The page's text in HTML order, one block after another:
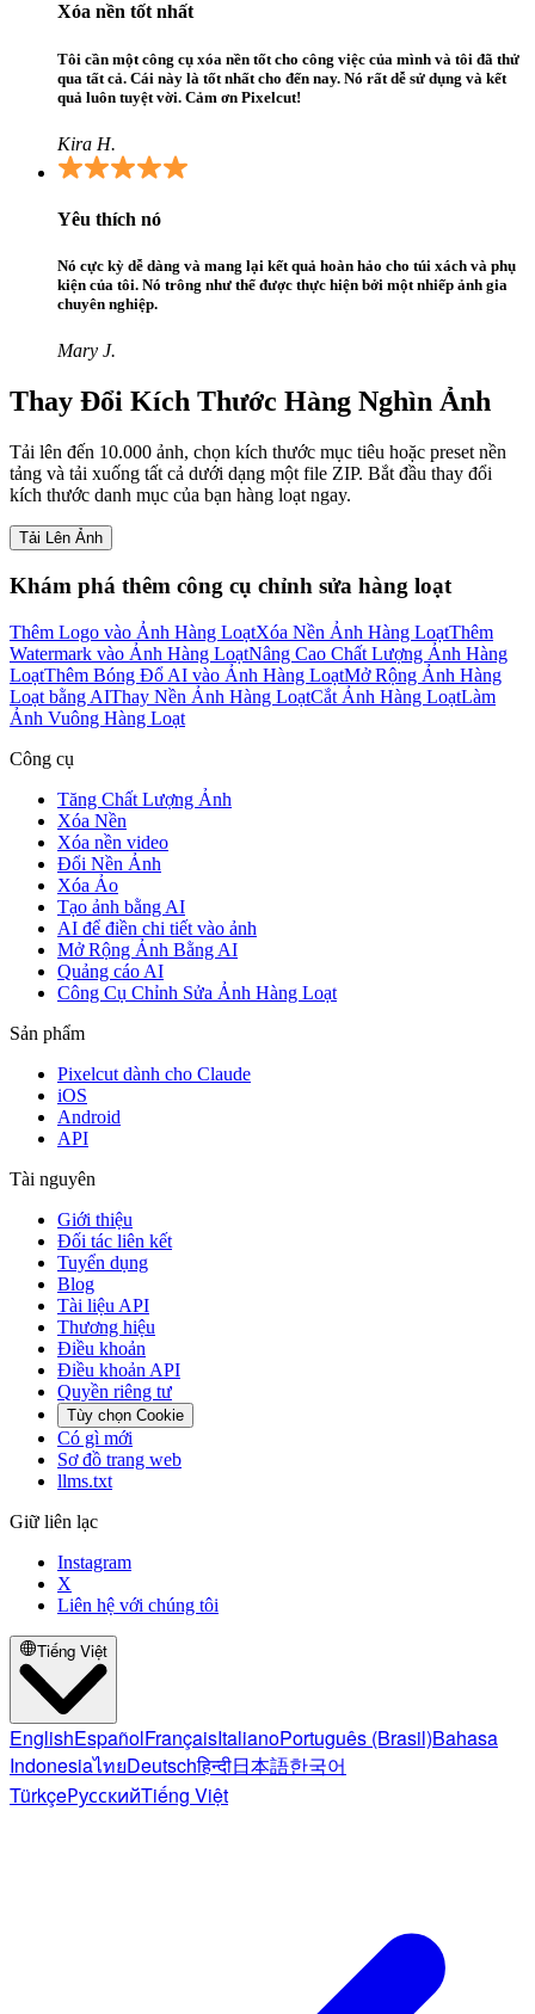
Xóa nền tốt nhất
Tôi cần một công cụ xóa nền tốt cho công việc của mình và tôi đã thử
qua tất cả. Cái này là tốt nhất cho đến nay. Nó rất dễ sử dụng và kết
quả luôn tuyệt vời. Cảm ơn Pixelcut!
Kira H.
Yêu thích nó
Nó cực kỳ dễ dàng và mang lại kết quả hoàn hảo cho túi xách và phụ
kiện của tôi. Nó trông như thể được thực hiện bởi một nhiếp ảnh gia
chuyên nghiệp.
Mary J.
Thay Đổi Kích Thước Hàng Nghìn Ảnh
Tải lên đến 10.000 ảnh, chọn kích thước mục tiêu hoặc preset nền
tảng và tải xuống tất cả dưới dạng một file ZIP. Bắt đầu thay đổi
kích thước danh mục của bạn hàng loạt ngay.
Tải Lên Ảnh
Khám phá thêm công cụ chỉnh sửa hàng loạt
Thêm Logo vào Ảnh Hàng LoạtXóa Nền Ảnh Hàng LoạtThêm
Watermark vào Ảnh Hàng LoạtNâng Cao Chất Lượng Ảnh Hàng
LoạtThêm Bóng Đổ AI vào Ảnh Hàng LoạtMở Rộng Ảnh Hàng
Loạt bằng AIThay Nền Ảnh Hàng LoạtCắt Ảnh Hàng LoạtLàm
Ảnh Vuông Hàng Loạt
Công cụ
Tăng Chất Lượng Ảnh
Xóa Nền
Xóa nền video
Đổi Nền Ảnh
Xóa Ảo
Tạo ảnh bằng AI
AI để điền chi tiết vào ảnh
Mở Rộng Ảnh Bằng AI
Quảng cáo AI
Công Cụ Chỉnh Sửa Ảnh Hàng Loạt
Sản phẩm
Pixelcut dành cho Claude
iOS
Android
API
Tài nguyên
Giới thiệu
Đối tác liên kết
Tuyển dụng
Blog
Tài liệu API
Thương hiệu
Điều khoản
Điều khoản API
Quyền riêng tư
Tùy chọn Cookie
Có gì mới
Sơ đồ trang web
llms.txt
Giữ liên lạc
Instagram
X
Liên hệ với chúng tôi
Tiếng Việt
EnglishEspañolFrançaisItalianoPortuguês (Brasil)Bahasa
IndonesiaไทยDeutschहिन्दी日本語한국어
TürkçeРусскийTiếng Việt